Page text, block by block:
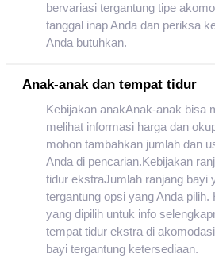
bervariasi tergantung tipe
tanggal inap Anda dan periksa
Anda butuhkan.
Anak-anak dan tempat tidur
Kebijakan anakAnak-anak bisa
melihat informasi harga dan
mohon tambahkan jumlah dan
Anda di pencarian.Kebijakan
tidur ekstraJumlah ranjang bayi
tergantung opsi yang Anda
yang dipilih untuk info
tempat tidur ekstra di
bayi tergantung ketersediaan.